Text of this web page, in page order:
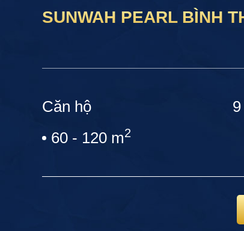
SUNWAH PEARL BÌNH
Căn hộ
60 - 120 m2